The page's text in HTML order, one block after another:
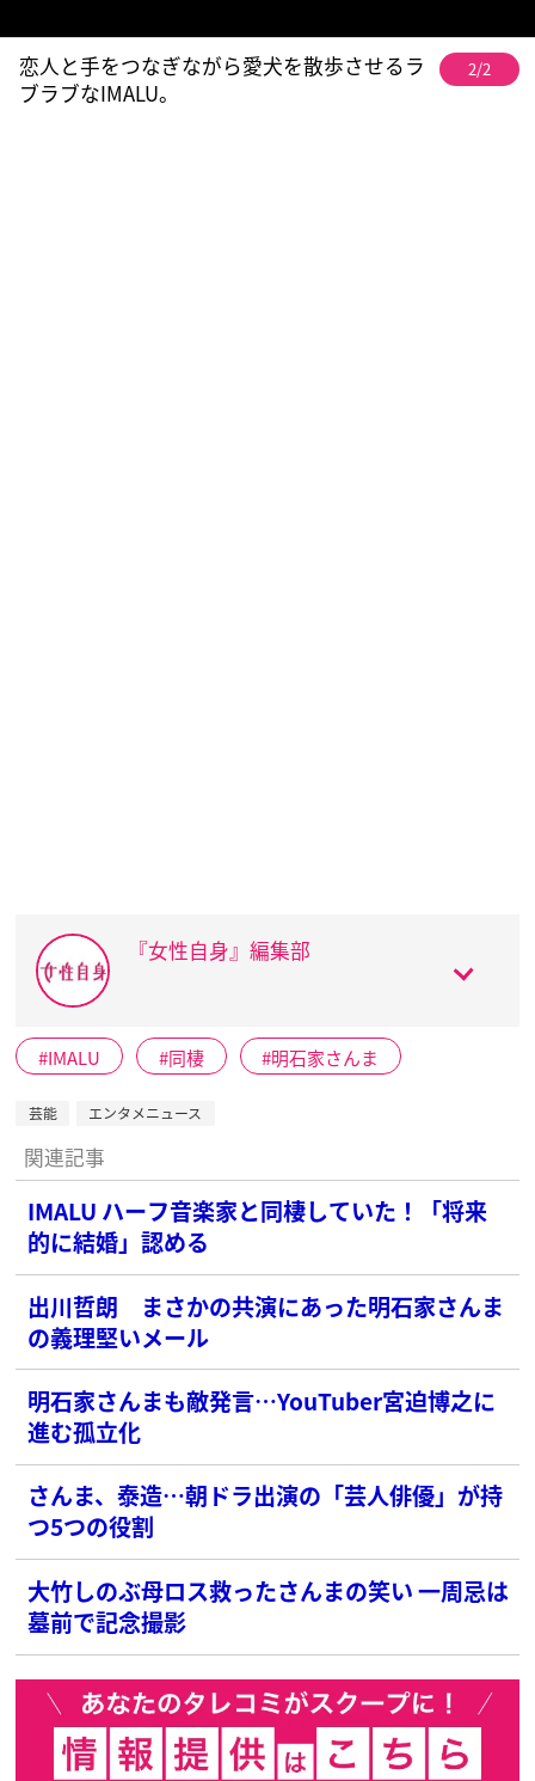
恋人と手をつなぎながら愛犬を散歩させるラ
ブラブなIMALU。
2/2
『女性自身』編集部
IMALU 同棲 明石家さんま
芸能 エンタメニュース
関連記事
IMALU ハーフ音楽家と同棲していた！「将来
的に結婚」認める
出川哲朗 まさかの共演にあった明石家さんま
の義理堅いメール
明石家さんまも敵発言…YouTuber宮迫博之に
進む孤立化
さんま、泰造…朝ドラ出演の「芸人俳優」が持
つ5つの役割
大竹しのぶ母ロス救ったさんまの笑い 一周忌は
墓前で記念撮影